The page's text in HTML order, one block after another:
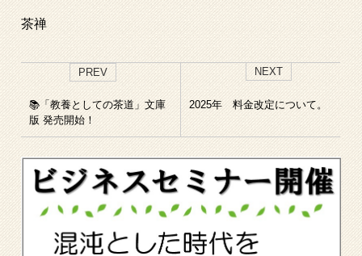
茶禅
PREV
📚「教養としての茶道」文庫
版 発売開始！
NEXT
2025年 料金改定について。